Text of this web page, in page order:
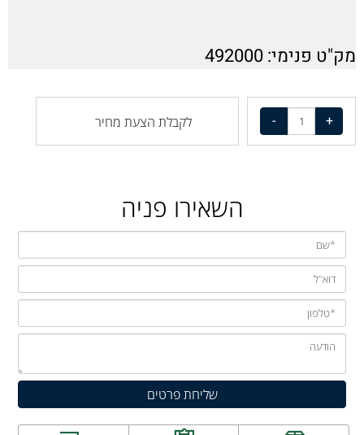
מק"ט פנימי: 492000
לקבלת הצעת מחיר
השאירו פניה